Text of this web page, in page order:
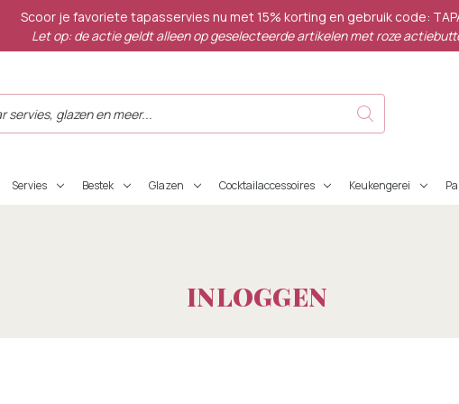
Scoor je favoriete tapasservies nu met 15% korting en gebruik code:
Let op: de actie geldt alleen op geselecteerde artikelen met roze
Servies Bestek Glazen Cocktailaccessoires Keukengerei
INLOGGEN